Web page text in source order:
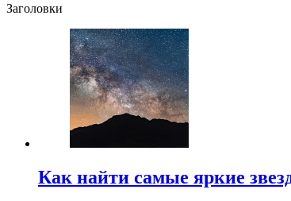
Заголовки
Как найти самые яркие